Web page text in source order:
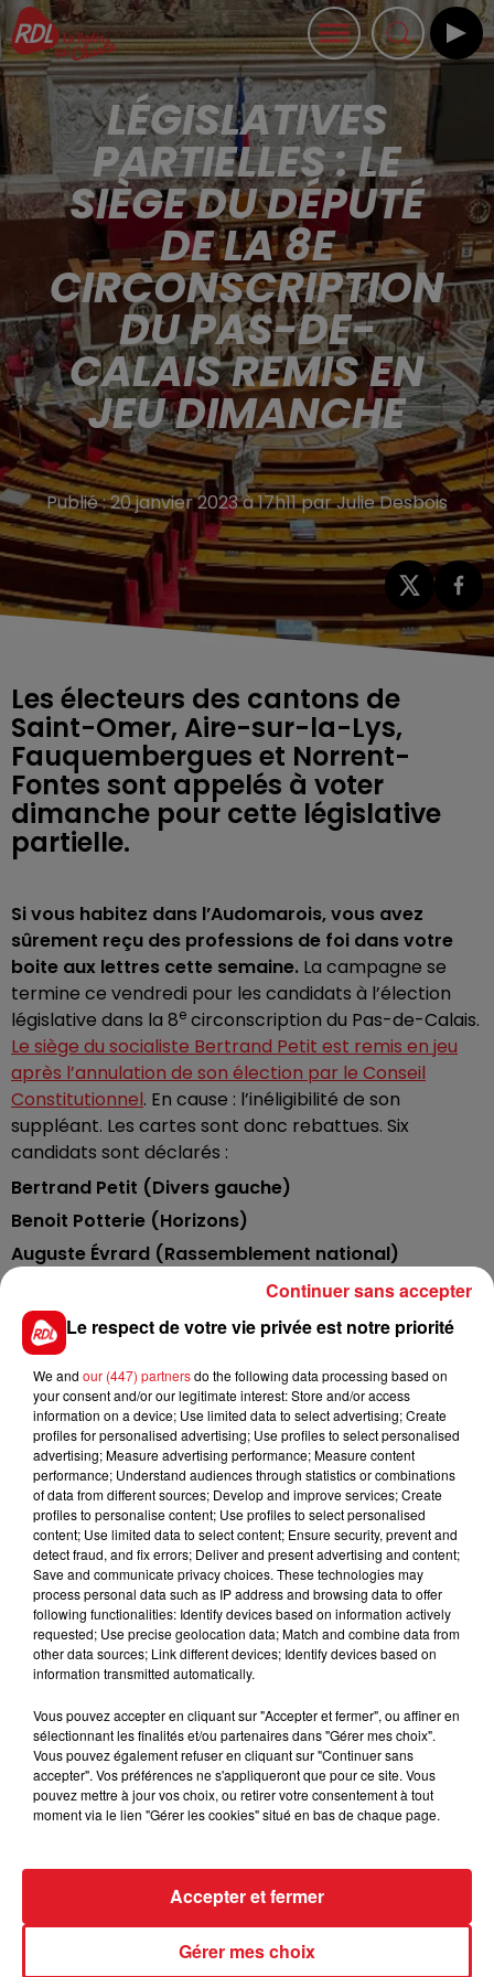
LÉGISLATIVES
PARTIELLES : LE
SIÈGE DU DÉPUTÉ
DE LA 8E
CIRCONSCRIPTION
DU PAS-DE-
CALAIS REMIS EN
JEU DIMANCHE
Publié : 20 janvier 2023 à 17h11 par Julie Desbois
Les électeurs des cantons de
Saint-Omer, Aire-sur-la-Lys,
Fauquembergues et Norrent-
Fontes sont appelés à voter
dimanche pour cette législative
partielle.
Si vous habitez dans l’Audomarois, vous avez
sûrement reçu des professions de foi dans votre
boite aux lettres cette semaine. La campagne se
termine ce vendredi pour les candidats à l’élection
législative dans la 8e circonscription du Pas-de-Calais.
Le siège du socialiste Bertrand Petit est remis en jeu
après l’annulation de son élection par le Conseil
Constitutionnel. En cause : l’inéligibilité de son
suppléant. Les cartes sont donc rebattues. Six
candidats sont déclarés :
Bertrand Petit (Divers gauche)
Benoit Potterie (Horizons)
Auguste Évrard (Rassemblement national)
Lucas Roseuw (Les Républicains)
Étienne Zannis (Lutte ouvrière)
Aude Mayaud (Reconquête)
Les électeurs des cantons de Saint-Omer, Aire-sur-
la-Lys, Fauquembergues et Norrent-Fontes sont
appelés aux urnes dimanche pour cette législative
partielle. Un éventuel second tour se tiendra le 29
janvier. Les bureaux de vote seront ouverts de 8h à
18h.
En juin dernier, Bertrand Petit et Auguste Évrard
avaient joué le duel du second tour. Le premier l’avait
emporté avec 55,8 % des voix contre 44,2% pour le
candidat du RN.
FIL D'ACTUS
15 juillet 2026
Le respect de votre vie privée est notre priorité
We and our (447) partnersdo the following data processing based on
your consent and/or our legitimate interest: Store and/or access
information on a device; Use limited data to select advertising; Create
profiles for personalised advertising; Use profiles to select personalised
advertising; Measure advertising performance; Measure content
performance; Understand audiences through statistics or combinations
of data from different sources; Develop and improve services; Create
profiles to personalise content; Use profiles to select personalised
content; Use limited data to select content; Ensure security, prevent and
detect fraud, and fix errors; Deliver and present advertising and content;
Save and communicate privacy choices. These technologies may
process personal data such as IP address and browsing data to offer
following functionalities: Identify devices based on information actively
requested; Use precise geolocation data; Match and combine data from
other data sources; Link different devices; Identify devices based on
information transmitted automatically.
Vous pouvez accepter en cliquant sur "Accepter et fermer", ou affiner en
sélectionnant les finalités et/ou partenaires dans "Gérer mes choix".
Vous pouvez également refuser en cliquant sur "Continuer sans
accepter". Vos préférences ne s'appliqueront que pour ce site. Vous
pouvez mettre à jour vos choix, ou retirer votre consentement à tout
moment via le lien "Gérer les cookies" situé en bas de chaque page.
Gérer mes choix
Accepter et fermer
Continuer sans accepter